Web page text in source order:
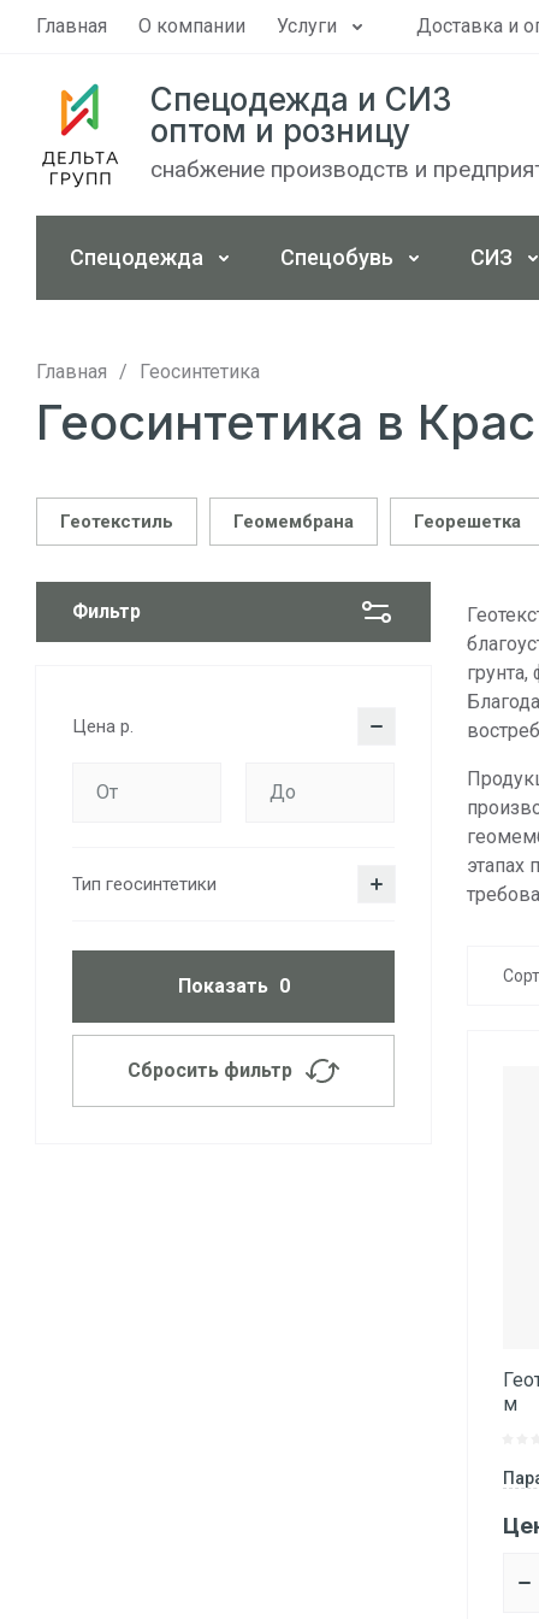
Главная О компании Услуги Доставка и
Спецодежда и СИЗ
оптом и розницу
снабжение производств и
Спецодежда Спецобувь СИЗ
Главная / Геосинтетика
Геосинтетика в
Геотекстиль Геомембрана Георешетка
Фильтр
Цена р.
Тип геосинтетики
Показать 0
Сбросить фильтр
этапах
м